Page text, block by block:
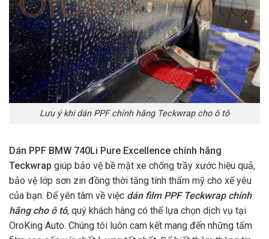
Lưu ý khi dán PPF chính hãng Teckwrap cho ô tô
Dán PPF BMW 740Li Pure Excellence chính hãng
Teckwrap giúp bảo vệ bề mặt xe chống trầy xước hiệu quả,
bảo vệ lớp sơn zin đồng thời tăng tính thẩm mỹ cho xế yêu
của bạn. Để yên tâm về việc dán film PPF Teckwrap chính
hãng cho ô tô, quý khách hàng có thể lựa chọn dịch vụ tại
OroKing Auto. Chúng tôi luôn cam kết mang đến những tấm